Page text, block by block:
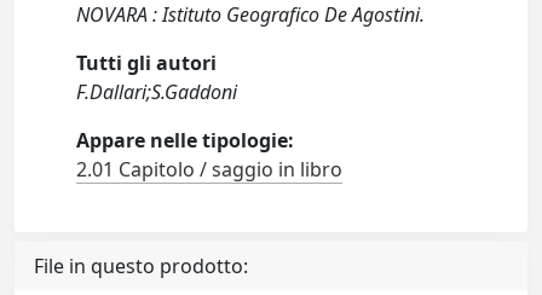
NOVARA : Istituto Geografico De Agostini.
Tutti gli autori
F.Dallari;S.Gaddoni
Appare nelle tipologie:
2.01 Capitolo / saggio in libro
File in questo prodotto: